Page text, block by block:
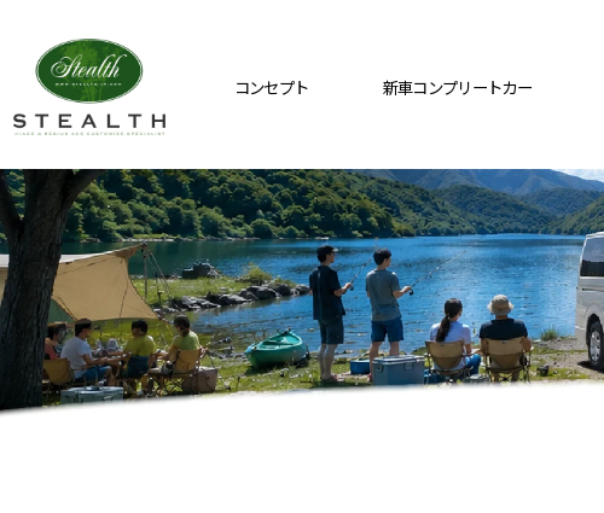
コンセプト 新車コンプリートカー